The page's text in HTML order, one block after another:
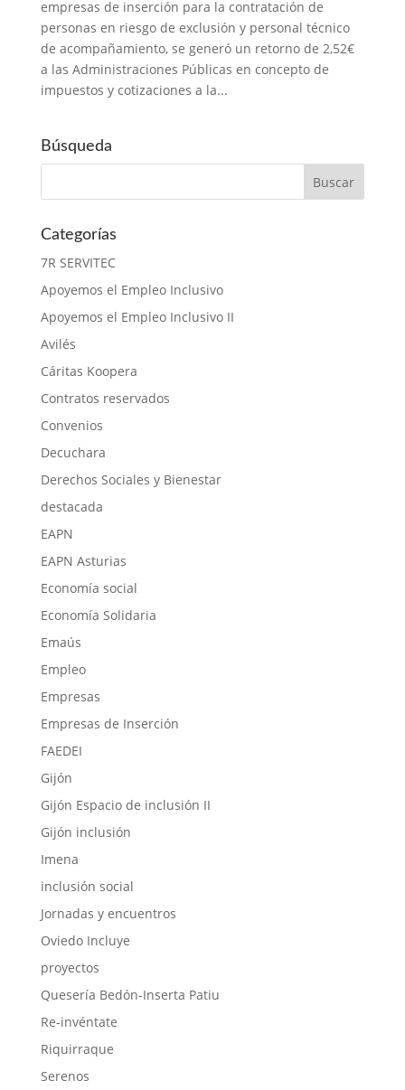
empresas de inserción para la contratación de
personas en riesgo de exclusión y personal técnico
de acompañamiento, se generó un retorno de 2,52€
a las Administraciones Públicas en concepto de
impuestos y cotizaciones a la...
Búsqueda
Categorías
7R SERVITEC
Apoyemos el Empleo Inclusivo
Apoyemos el Empleo Inclusivo II
Avilés
Cáritas Koopera
Contratos reservados
Convenios
Decuchara
Derechos Sociales y Bienestar
destacada
EAPN
EAPN Asturias
Economía social
Economía Solidaria
Emaús
Empleo
Empresas
Empresas de Inserción
FAEDEI
Gijón
Gijón Espacio de inclusión II
Gijón inclusión
Imena
inclusión social
Jornadas y encuentros
Oviedo Incluye
proyectos
Quesería Bedón-Inserta Patiu
Re-invéntate
Riquirraque
Serenos